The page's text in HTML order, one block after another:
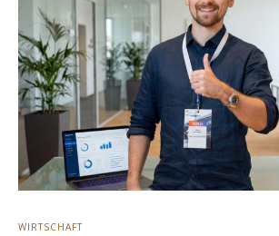
WIRTSCHAFT